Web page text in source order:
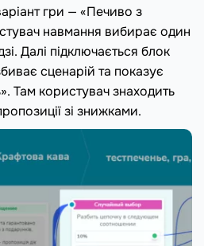
гри — «Печиво з
навмання вибирає один
Далі підключається блок
сценарій та показує
Там користувач знаходить
зі знижками.